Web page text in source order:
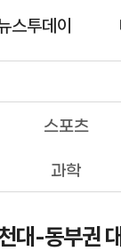
스투데이
스포츠
과학
대-동부권